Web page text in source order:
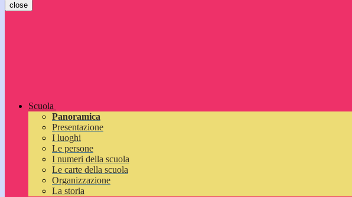
close
Scuola
Panoramica
Presentazione
I luoghi
Le persone
I numeri della scuola
Le carte della scuola
Organizzazione
La storia